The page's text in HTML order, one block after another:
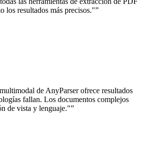
los resultados más precisos."”
de AnyParser ofrece resultados
fallan. Los documentos complejos
de vista y lenguaje."”